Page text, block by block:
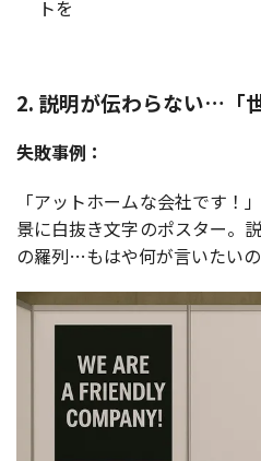
トを
2. 説明が伝わらない…「
失敗事例：
「アットホームな会社です！
景に白抜き文字のポスター。
の羅列…もはや何が言いたいの